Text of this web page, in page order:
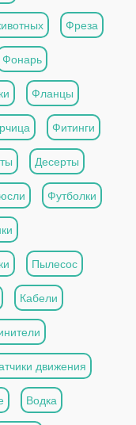
Фреза
Фонарь
Фланцы
Фитинги
Десерты
Футболки
Пылесос
Кабели
движения
Водка